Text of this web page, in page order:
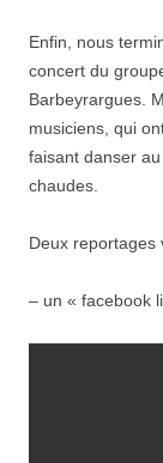
Enfin, nous
concert du
Barbeyrargues.
musiciens, qui
faisant danser
chaudes.
Deux reportages
– un « facebook